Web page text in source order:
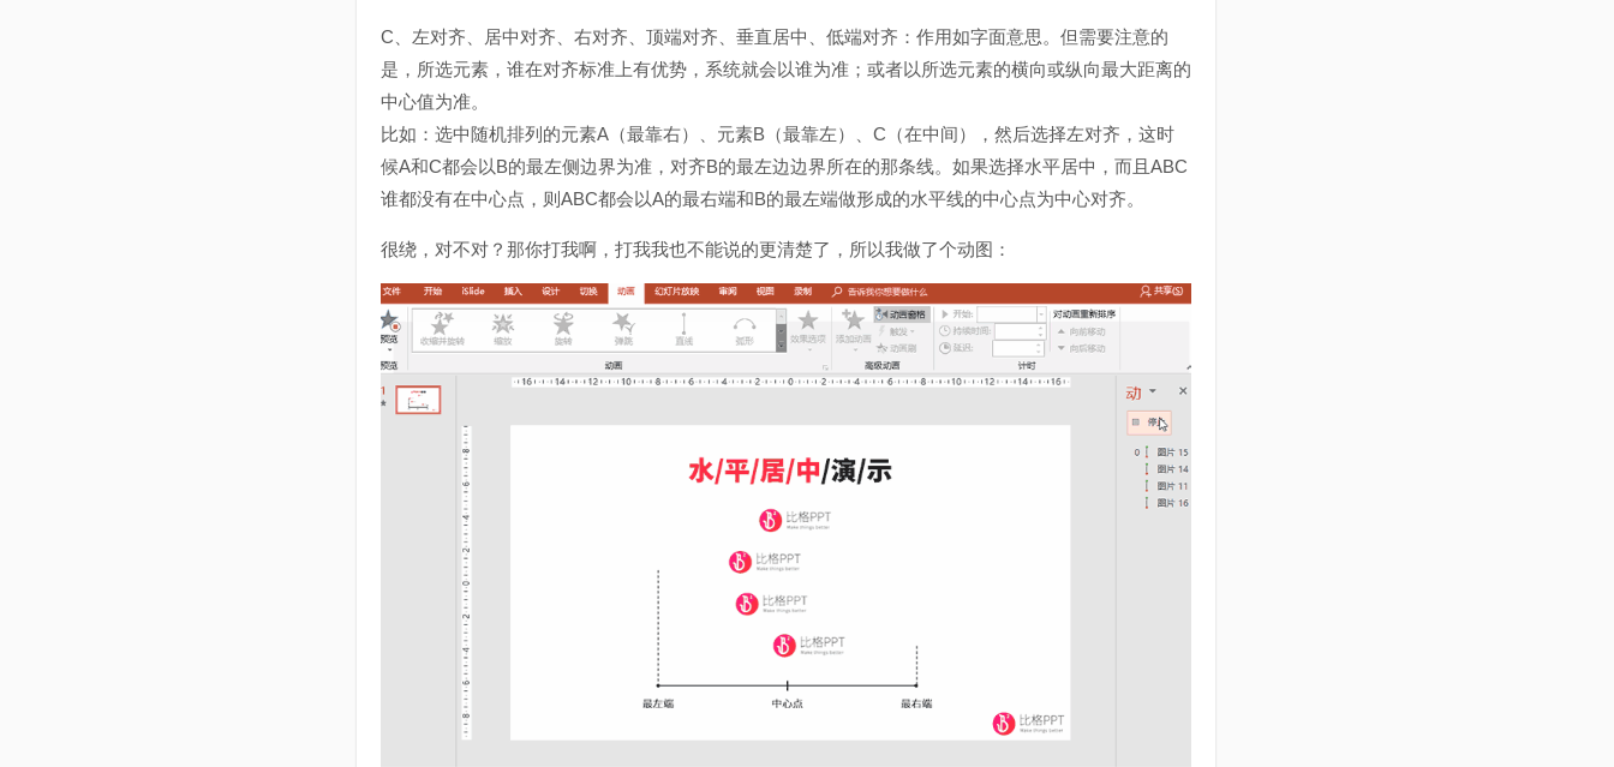
C、左对齐、居中对齐、右对齐、顶端对齐、垂直居中、低端对齐：作用如字面意思。但需要注意的
是，所选元素，谁在对齐标准上有优势，系统就会以谁为准；或者以所选元素的横向或纵向最大距离的
中心值为准。
比如：选中随机排列的元素A（最靠右）、元素B（最靠左）、C（在中间），然后选择左对齐，这时
候A和C都会以B的最左侧边界为准，对齐B的最左边边界所在的那条线。如果选择水平居中，而且ABC
谁都没有在中心点，则ABC都会以A的最右端和B的最左端做形成的水平线的中心点为中心对齐。
很绕，对不对？那你打我啊，打我我也不能说的更清楚了，所以我做了个动图：